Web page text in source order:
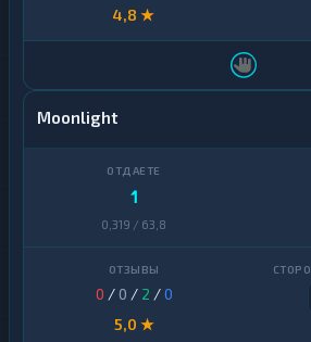
4,8 ★
Moonlight
1
0,319 / 63,8
0 / 0 / 2 /0
5,0 ★